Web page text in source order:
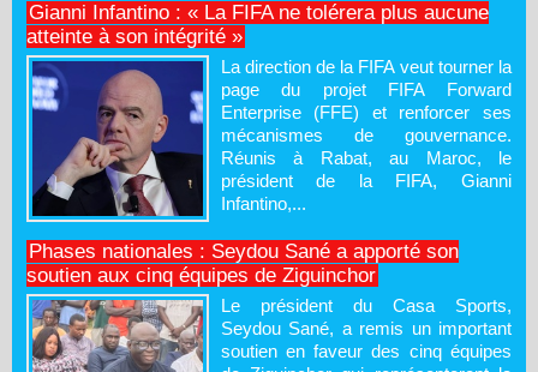
Gianni Infantino : « La FIFA ne tolérera plus aucune
atteinte à son intégrité »
La direction de la FIFA veut tourner la
page du projet FIFA Forward
Enterprise (FFE) et renforcer ses
mécanismes de gouvernance.
Réunis à Rabat, au Maroc, le
président de la FIFA, Gianni
Infantino,...
Phases nationales : Seydou Sané a apporté son
soutien aux cinq équipes de Ziguinchor
Le président du Casa Sports,
Seydou Sané, a remis un important
soutien en faveur des cinq équipes